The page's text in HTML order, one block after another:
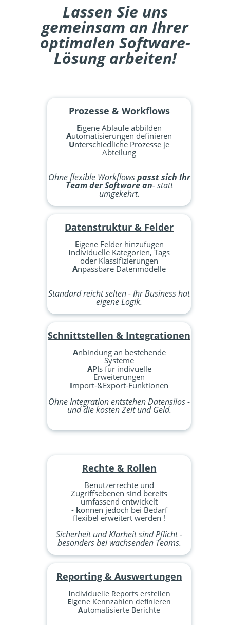
Lassen Sie uns
gemeinsam an Ihrer
optimalen Software-
Lösung arbeiten!
Prozesse & Workflows
Eigene Abläufe abbilden
Automatisierungen definieren
Unterschiedliche Prozesse je
Abteilung
Ohne flexible Workflowspasst sich Ihr
Team der Software an- statt
umgekehrt.
Datenstruktur & Felder
Eigene Felder hinzufügen
Individuelle Kategorien, Tags
oder Klassifizierungen
Anpassbare Datenmodelle
Standard reicht selten - Ihr Business hat
eigene Logik.
Schnittstellen & Integrationen
Anbindung an bestehende
Systeme
APIs für indivuelle
Erweiterungen
Import-&Export-Funktionen
Ohne Integration entstehen Datensilos -
und die kosten Zeit und Geld.
Rechte & Rollen
Benutzerrechte und
Zugriffsebenen sind bereits
umfassend entwickelt
- können jedoch bei Bedarf
flexibel erweitert werden !
Sicherheit und Klarheit sind Pflicht -
besonders bei wachsenden Teams.
Reporting & Auswertungen
Individuelle Reports erstellen
Eigene Kennzahlen definieren
Automatisierte Berichte